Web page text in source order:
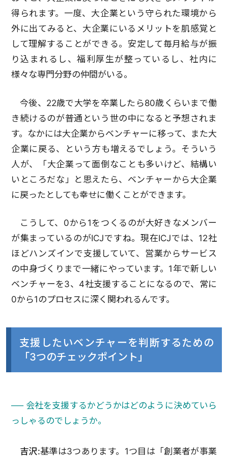
得られます。一度、大企業という守られた環境から
外に出てみると、大企業にいるメリットを肌感覚と
して理解することができる。安定して毎月給与が振
り込まれるし、福利厚生が整っているし、社内に
様々な専門分野の仲間がいる。
今後、22歳で大学を卒業したら80歳くらいまで働
き続けるのが普通という世の中になると予想されま
す。なかには大企業からベンチャーに移って、また大
企業に戻る、という方も増えるでしょう。そういう
人が、「大企業って面倒なことも多いけど、結構い
いところだな」と思えたら、ベンチャーから大企業
に戻ったとしても幸せに働くことができます。
こうして、0から1をつくるのが大好きなメンバー
が集まっているのがICJですね。現在ICJでは、12社
ほどハンズインで支援していて、営業からサービス
の中身づくりまで一緒にやっています。1年で新しい
ベンチャーを3、4社支援することになるので、常に
0から1のプロセスに深く関われるんです。
支援したいベンチャーを判断するための
「3つのチェックポイント」
── 会社を支援するかどうかはどのように決めていら
っしゃるのでしょうか。
吉沢:基準は3つあります。1つ目は「創業者が事業